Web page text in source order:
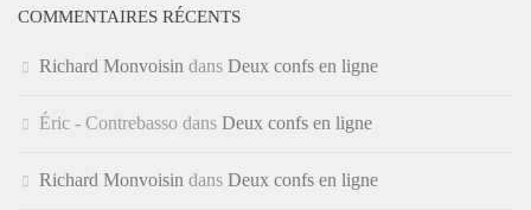
COMMENTAIRES RÉCENTS
Richard Monvoisin dans Deux confs en ligne
Éric - Contrebasso dans Deux confs en ligne
Richard Monvoisin dans Deux confs en ligne